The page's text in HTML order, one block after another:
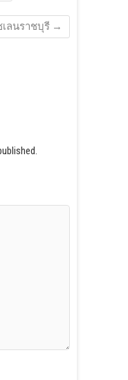
ลนราชบุรี →